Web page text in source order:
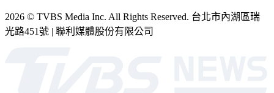
2026 © TVBS Media Inc. All Rights Reserved. 台北市內湖區瑞
光路451號 | 聯利媒體股份有限公司